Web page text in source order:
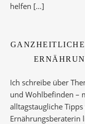
helfen […]
Ich schreibe über
und Wohlbefinden –
alltagstaugliche
Ernährungsberaterin